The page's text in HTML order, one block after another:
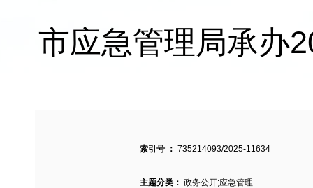
市应急管理局承办
索引号 ： 735214093/2025-11634
主题分类： 政务公开;应急管理